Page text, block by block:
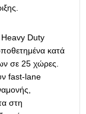
Heavy Duty
κατά
σε 25 χώρες.
fast-lane
στη